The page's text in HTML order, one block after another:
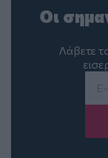
Οι
Λάβετε